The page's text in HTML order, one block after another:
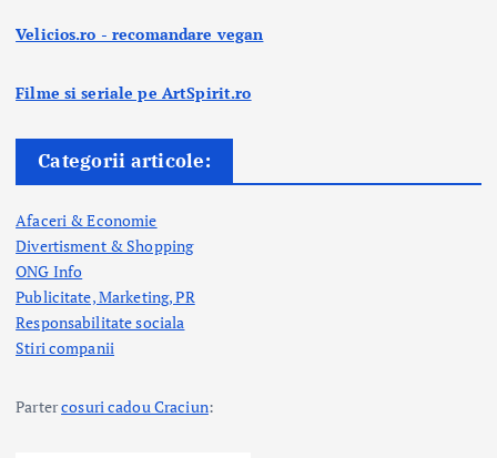
Velicios.ro - recomandare vegan
Filme si seriale pe ArtSpirit.ro
Categorii articole:
Afaceri & Economie
Divertisment & Shopping
ONG Info
Publicitate, Marketing, PR
Responsabilitate sociala
Stiri companii
Partercosuri cadou Craciun: